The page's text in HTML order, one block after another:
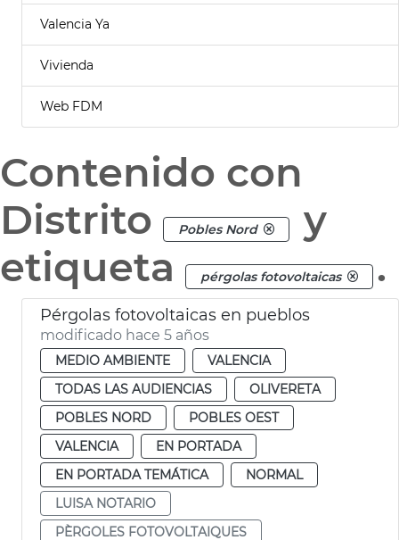
Valencia Ya
Vivienda
Web FDM
Contenido con
Distrito
Pobles Nord
y
etiqueta
pérgolas fotovoltaicas .
Pérgolas fotovoltaicas en pueblos
modificado hace 5 años
MEDIO AMBIENTE
VALENCIA
TODAS LAS AUDIENCIAS
OLIVERETA
POBLES NORD
POBLES OEST
VALENCIA
EN PORTADA
EN PORTADA TEMÁTICA
NORMAL
LUISA NOTARIO
PÈRGOLES FOTOVOLTAIQUES